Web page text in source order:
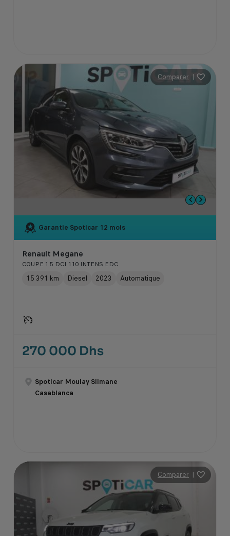
Comparer |
Garantie Spoticar 12 mois
Renault Megane
COUPE 1.5 DCI 110 INTENS EDC
15 391 km Diesel 2023 Automatique
270 000 Dhs
Spoticar Moulay Slimane
Casablanca
Comparer |